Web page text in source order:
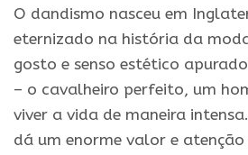
O dandismo nasceu em
eternizado na história da
gosto e senso estético
– o cavalheiro perfeito, um
viver a vida de maneira
dá um enorme valor e